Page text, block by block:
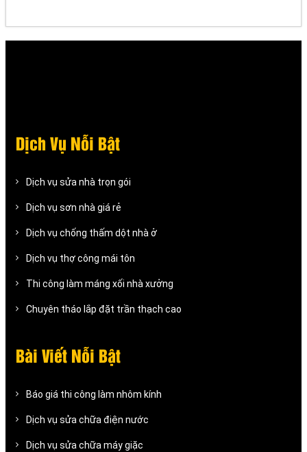
Dịch Vụ Nỗi Bật
Dịch vụ sửa nhà trọn gói
Dịch vụ sơn nhà giá rẻ
Dịch vụ chống thấm dột nhà ở
Dịch vụ thợ công mái tôn
Thi công làm máng xối nhà xưởng
Chuyên tháo lắp đặt trần thạch cao
Bài Viết Nỗi Bật
Báo giá thi công làm nhôm kính
Dịch vụ sửa chữa điện nước
Dịch vụ sửa chữa máy giặc